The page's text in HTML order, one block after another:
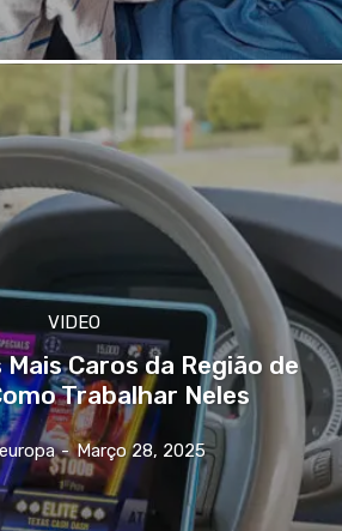
VIDEO
Caros da Região de
Trabalhar Neles
- Março 28, 2025